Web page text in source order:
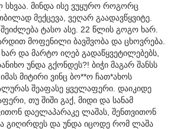
სხვაა. მინდა ისე ვუყურო როგორც
მექცევა, ვეღარ გაადავწყვიტე.
ტასო ასე. 22 წლის გოგო ხარ.
მოფენილი ბავშვობა და ცხოვრება.
და მარტო იღებ გადაწყვეტილებებს,
უნდა გქონდეს?! ბიჭი მაგარ შანსს
მიტირი ვინც ბო**ო ჩათ*ახოს
შეაფასე ყველაფერი. დაიკიდე
თუ შიში გაქ, მიდი და სანამ
დაელაპარაკე ლაშას, შენთვითონ
გიღირდეს და უნდა იცოდე რომ ლაშა